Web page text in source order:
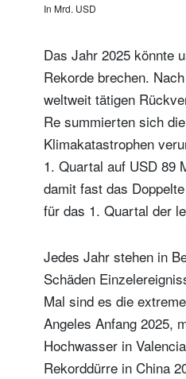
In Mrd. USD
Das Jahr 2025 könnte
Rekorde brechen.
weltweit tätigen
Re summierten sich
Klimakatastrophen
1. Quartal auf USD 89
damit fast das
für das 1. Quartal der
Jedes Jahr stehen in
Schäden
Mal sind es die
Angeles Anfang 2025,
Hochwasser in
Rekorddürre in China